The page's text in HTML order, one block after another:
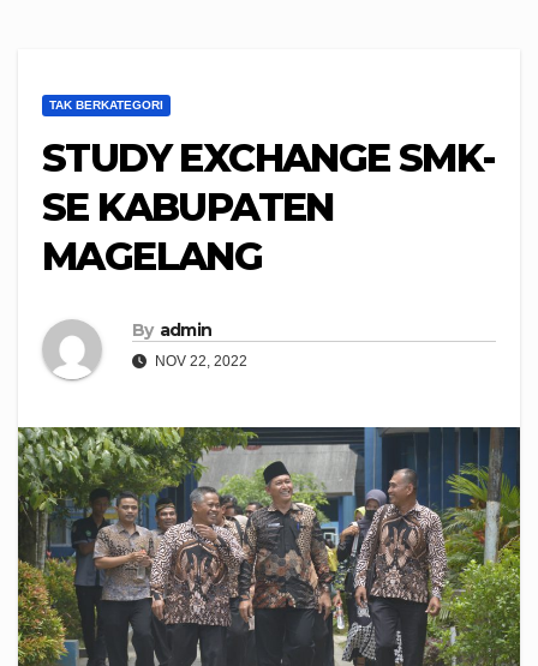
TAK BERKATEGORI
STUDY EXCHANGE SMK-
SE KABUPATEN
MAGELANG
By admin
NOV 22, 2022